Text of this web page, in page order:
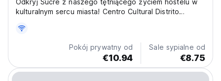
Odkryj Sucre z naszego tętniącego życiem hostelu w
kulturalnym sercu miasta! Centro Cultural Distrito
kroków od muzeów i targów. (Auto-translated from
Pokój prywatny od
€10.94
Sale sypialne od
€8.75